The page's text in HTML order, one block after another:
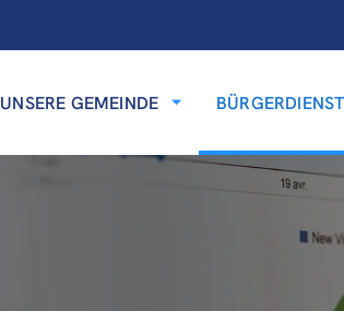
UNSERE GEMEINDE